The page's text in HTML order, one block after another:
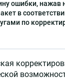
ошибки, нажав
в
по